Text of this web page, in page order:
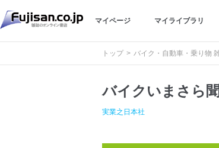
マイページ マイライブラリ
トップ バイク・自動車・乗り物
バイクいまさら
実業之日本社